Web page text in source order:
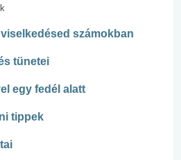
számokban
tünetei
egy fedél alatt
tippek